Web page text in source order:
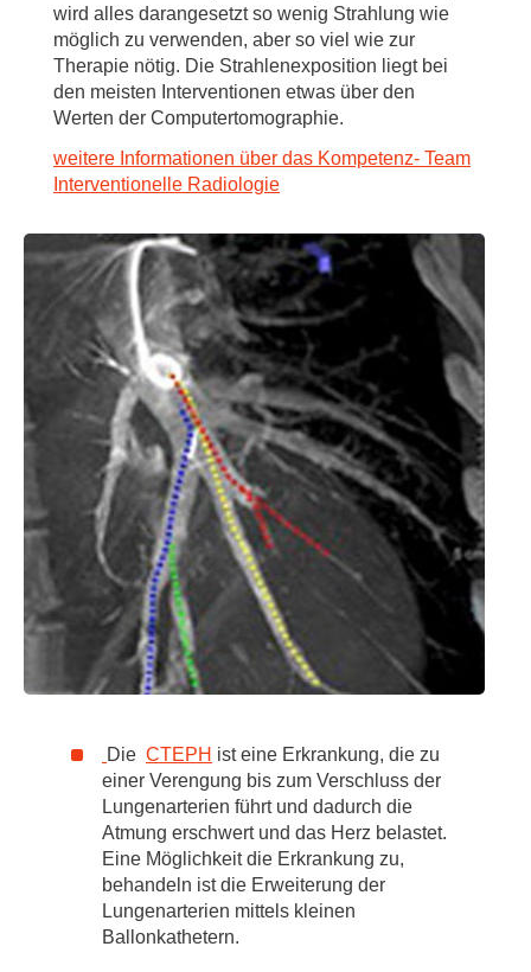
wird alles darangesetzt so wenig Strahlung wie
möglich zu verwenden, aber so viel wie zur
Therapie nötig. Die Strahlenexposition liegt bei
den meisten Interventionen etwas über den
Werten der Computertomographie.
weitere Informationen über das Kompetenz- Team
Interventionelle Radiologie
Die CTEPH ist eine Erkrankung, die zu
einer Verengung bis zum Verschluss der
Lungenarterien führt und dadurch die
Atmung erschwert und das Herz belastet.
Eine Möglichkeit die Erkrankung zu,
behandeln ist die Erweiterung der
Lungenarterien mittels kleinen
Ballonkathetern.